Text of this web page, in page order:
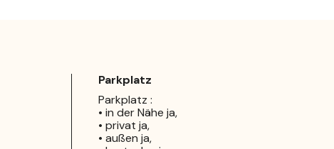
Parkplatz
Parkplatz :
• in der Nähe ja,
• privat ja,
• außen ja,